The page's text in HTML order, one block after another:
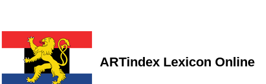
ARTindex Lexicon Online